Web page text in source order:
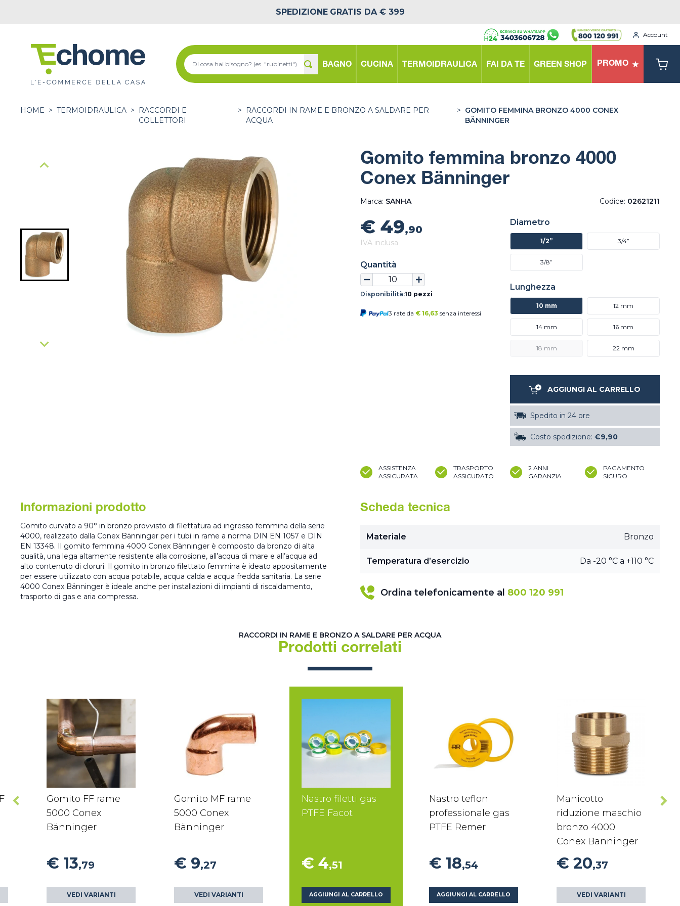
SPEDIZIONE GRATIS DA € 399
Account
BAGNO CUCINA TERMOIDRAULICA FAI DA TE GREEN SHOP PROMO
HOME > TERMOIDRAULICA >
RACCORDI E
COLLETTORI
>
RACCORDI IN RAME E BRONZO A SALDARE PER
ACQUA
> GOMITO FEMMINA BRONZO 4000 CONEX
BÄNNINGER
Gomito femmina bronzo 4000
Conex Bänninger
Marca: SANHA Codice: 02621211
€ 49,90
IVA inclusa
Quantità
Disponibilità:10 pezzi
3 rate da € 16,63 senza interessi
Diametro
1/2” 3/4”
3/8”
Lunghezza
10 mm 12 mm
14 mm 16 mm
18 mm 22 mm
AGGIUNGI AL CARRELLO
Spedito in 24 ore
Costo spedizione: €9,90
ASSISTENZA
ASSICURATA
TRASPORTO
ASSICURATO
2 ANNI
GARANZIA
PAGAMENTO
SICURO
Informazioni prodotto
Gomito curvato a 90° in bronzo provvisto di filettatura ad ingresso femmina della serie
4000, realizzato dalla Conex Bänninger per i tubi in rame a norma DIN EN 1057 e DIN
EN 13348. Il gomito femmina 4000 Conex Bänninger è composto da bronzo di alta
qualità, una lega altamente resistente alla corrosione, all’acqua di mare e all’acqua ad
alto contenuto di cloruri. Il gomito in bronzo filettato femmina è ideato appositamente
per essere utilizzato con acqua potabile, acqua calda e acqua fredda sanitaria. La serie
4000 Conex Bänninger è ideale anche per installazioni di impianti di riscaldamento,
trasporto di gas e aria compressa.
Scheda tecnica
Materiale Bronzo
Temperatura d’esercizio Da -20 °C a +110 °C
Ordina telefonicamente al 800 120 991
RACCORDI IN RAME E BRONZO A SALDARE PER ACQUA
Prodotti correlati
Gomito FF rame
5000 Conex
Bänninger
€ 13,79
VEDI VARIANTI
Gomito MF rame
5000 Conex
Bänninger
€ 9,27
VEDI VARIANTI
Nastro filetti gas
PTFE Facot
€ 4,51
AGGIUNGI AL CARRELLO
Nastro teflon
professionale gas
PTFE Remer
€ 18,54
AGGIUNGI AL CARRELLO
Manicotto
riduzione maschio
bronzo 4000
Conex Bänninger
€ 20,37
VEDI VARIANTI